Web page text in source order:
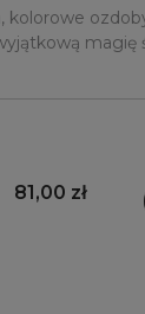
magię
81,00 zł